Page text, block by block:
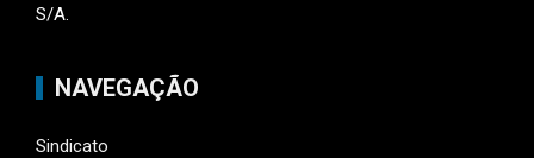
S/A.
NAVEGAÇÃO
Sindicato